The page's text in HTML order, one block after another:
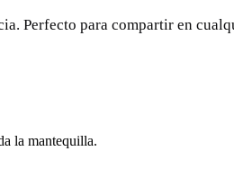
Perfecto para compartir en
la mantequilla.